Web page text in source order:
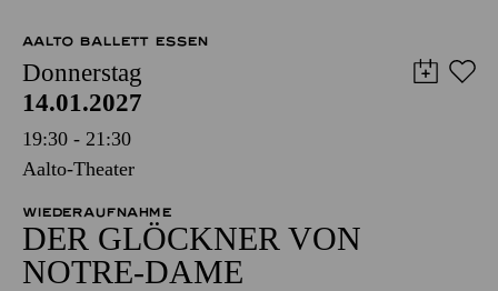
AALTO BALLETT ESSEN
Donnerstag
14.01.2027
19:30 - 21:30
Aalto-Theater
WIEDERAUFNAHME
DER GLÖCKNER­ VON
NOTRE-DAME